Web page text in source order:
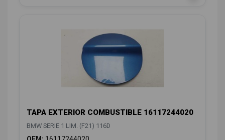
TAPA EXTERIOR COMBUSTIBLE 16117244020
BMW SERIE 1 LIM. (F21) 116D